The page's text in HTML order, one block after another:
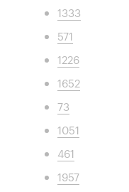
1333
571
1226
1652
73
1051
461
1957